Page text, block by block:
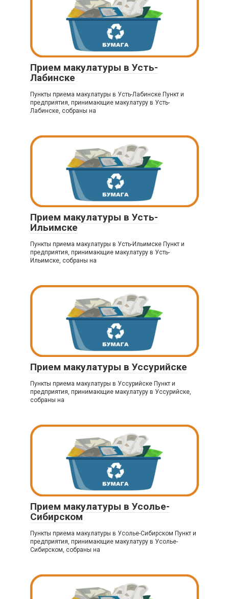
Прием макулатуры в Усть-
Лабинске
Пункты приема макулатуры в Усть-Лабинске Пункт и
предприятия, принимающие макулатуру в Усть-
Лабинске, собраны на
Прием макулатуры в Усть-
Ильимске
Пункты приема макулатуры в Усть-Ильимске Пункт и
предприятия, принимающие макулатуру в Усть-
Ильимске, собраны на
Прием макулатуры в Уссурийске
Пункты приема макулатуры в Уссурийске Пункт и
предприятия, принимающие макулатуру в Уссурийске,
собраны на
Прием макулатуры в Усолье-
Сибирском
Пункты приема макулатуры в Усолье-Сибирском Пункт и
предприятия, принимающие макулатуру в Усолье-
Сибирском, собраны на